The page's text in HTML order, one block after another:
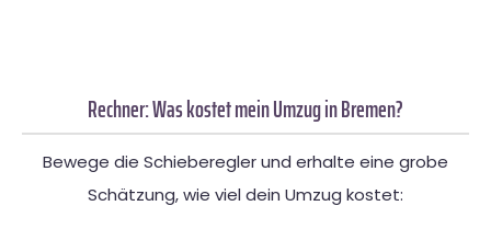
Rechner: Was kostet mein Umzug in Bremen?
Bewege die Schieberegler und erhalte eine grobe
Schätzung, wie viel dein Umzug kostet: